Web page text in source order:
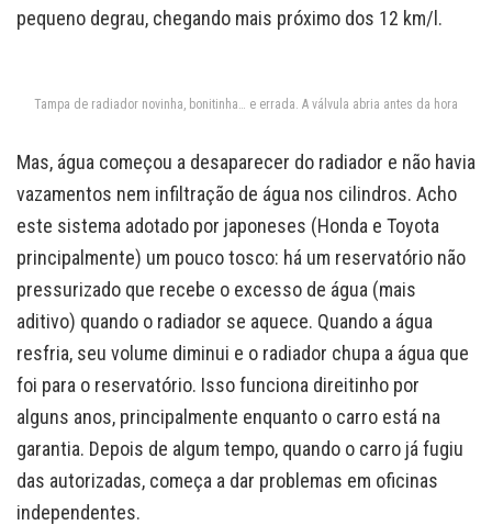
pequeno degrau, chegando mais próximo dos 12 km/l.
Tampa de radiador novinha, bonitinha… e errada. A válvula abria antes da hora
Mas, água começou a desaparecer do radiador e não havia
vazamentos nem infiltração de água nos cilindros. Acho
este sistema adotado por japoneses (Honda e Toyota
principalmente) um pouco tosco: há um reservatório não
pressurizado que recebe o excesso de água (mais
aditivo) quando o radiador se aquece. Quando a água
resfria, seu volume diminui e o radiador chupa a água que
foi para o reservatório. Isso funciona direitinho por
alguns anos, principalmente enquanto o carro está na
garantia. Depois de algum tempo, quando o carro já fugiu
das autorizadas, começa a dar problemas em oficinas
independentes.